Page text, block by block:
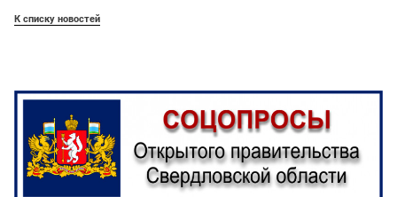
К списку новостей